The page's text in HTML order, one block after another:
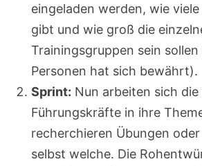
eingeladen werden, wie
gibt und wie groß die
Trainingsgruppen sein
Personen hat sich bewährt).
Sprint: Nun arbeiten sich die
Führungskräfte in ihre
recherchieren Übungen
selbst welche. Die